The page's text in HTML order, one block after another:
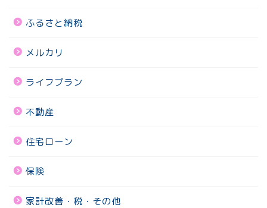
ふるさと納税
メルカリ
ライフプラン
不動産
住宅ローン
保険
家計改善・税・その他